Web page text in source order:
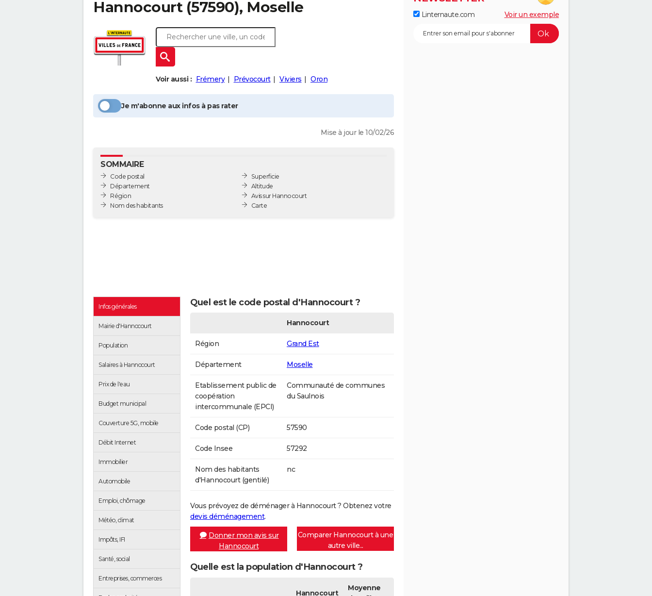
Hannocourt(57590), Moselle
Voir aussi : Frémery Prévocourt Viviers Oron
Je m'abonne aux infos à pas rater
Mise à jour le 10/02/26
SOMMAIRE
Code postal
Département
Région
Nom des habitants
Superficie
Altitude
Avis sur Hannocourt
Carte
Infos générales
Mairie d'Hannocourt
Population
Salaires à Hannocourt
Prix de l'eau
Budget municipal
Couverture 5G, mobile
Débit Internet
Immobilier
Automobile
Emploi, chômage
Météo, climat
Impôts, IFI
Santé, social
Entreprises, commerces
Quel est le code postal d'Hannocourt ?
Hannocourt
Région Grand Est
Département Moselle
Etablissement public de
coopération
intercommunale (EPCI)
Communauté de communes
du Saulnois
Code postal (CP) 57590
Code Insee 57292
Nom des habitants
d'Hannocourt (gentilé)
nc
Vous prévoyez de déménager à Hannocourt ? Obtenez votre
devis déménagement.
Donner mon avis sur
Hannocourt
Comparer Hannocourt à une
autre ville...
Quelle est la population d'Hannocourt ?
Hannocourt
Moyenne
Linternaute.com Voir un exemple